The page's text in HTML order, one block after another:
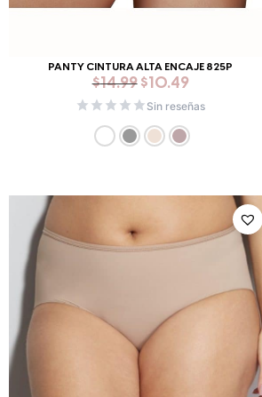
PANTY CINTURA ALTA ENCAJE 825P
$14.99 $10.49
Sin reseñas